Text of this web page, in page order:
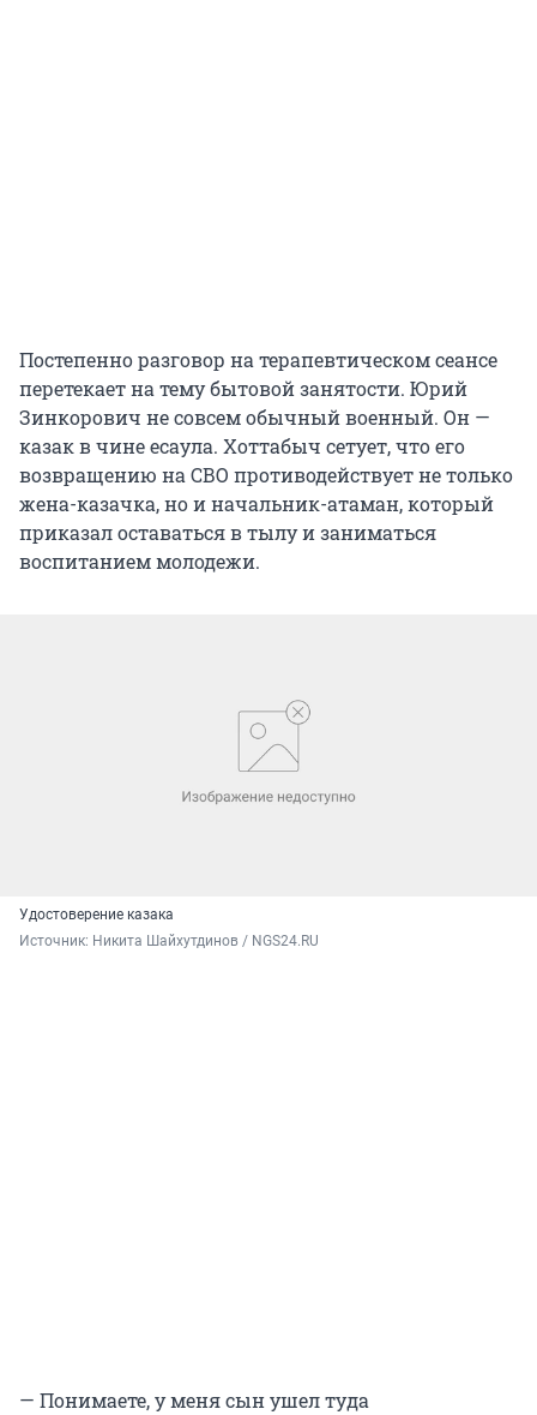
Постепенно разговор на терапевтическом сеансе
перетекает на тему бытовой занятости. Юрий
Зинкорович не совсем обычный военный. Он —
казак в чине есаула. Хоттабыч сетует, что его
возвращению на СВО противодействует не только
жена-казачка, но и начальник-атаман, который
приказал оставаться в тылу и заниматься
воспитанием молодежи.
Удостоверение казака
Источник: Никита Шайхутдинов / NGS24.RU
— Понимаете, у меня сын ушел туда